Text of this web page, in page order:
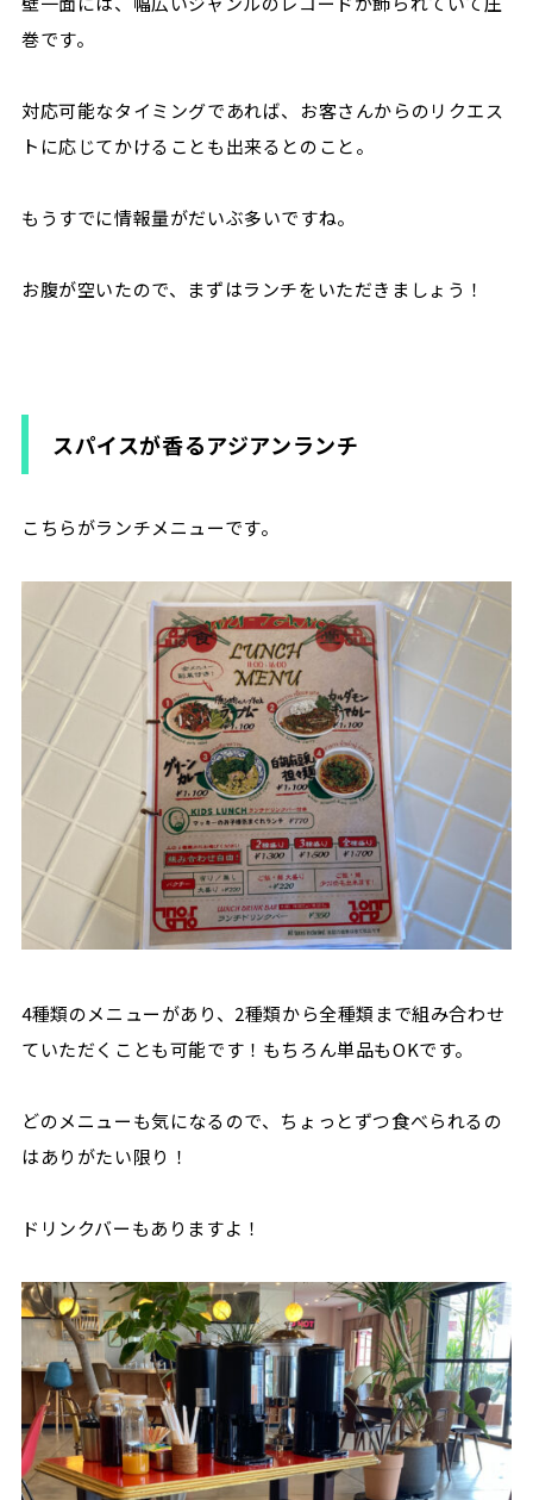
巻です。
対応可能なタイミングであれば、お客さんからのリクエス
トに応じてかけることも出来るとのこと。
もうすでに情報量がだいぶ多いですね。
お腹が空いたので、まずはランチをいただきましょう！
スパイスが香るアジアンランチ
こちらがランチメニューです。
4種類のメニューがあり、2種類から全種類まで組み合わせ
ていただくことも可能です！ もちろん単品もOKです。
どのメニューも気になるので、ちょっとずつ食べられるの
はありがたい限り！
ドリンクバーもありますよ！